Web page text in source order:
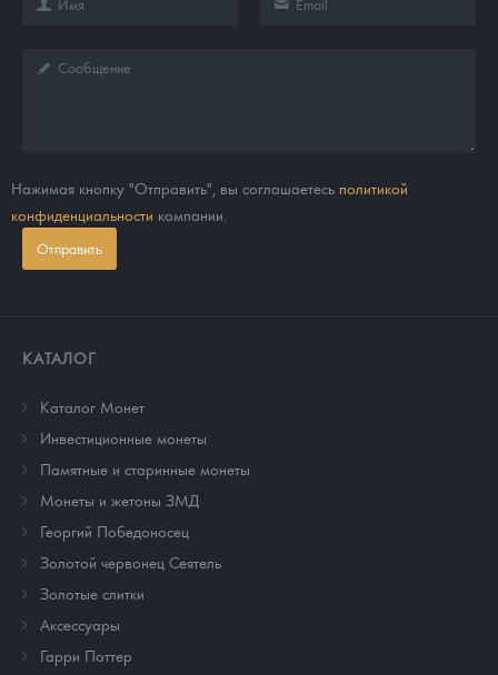
Нажимая кнопку "Отправить", вы соглашаетесь политикой
конфиденциальности компании.
Отправить
КАТАЛОГ
Каталог Монет
Инвестиционные монеты
Памятные и старинные монеты
Монеты и жетоны ЗМД
Георгий Победоносец
Золотой червонец Сеятель
Золотые слитки
Аксессуары
Гарри Поттер